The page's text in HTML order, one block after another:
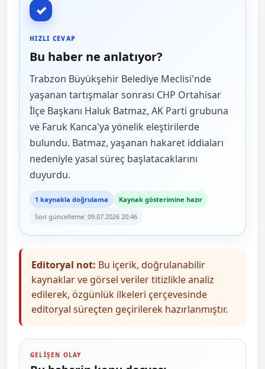
✓
HIZLI CEVAP
Bu haber ne anlatıyor?
Trabzon Büyükşehir Belediye Meclisi'nde
yaşanan tartışmalar sonrası CHP Ortahisar
İlçe Başkanı Haluk Batmaz, AK Parti grubuna
ve Faruk Kanca'ya yönelik eleştirilerde
bulundu. Batmaz, yaşanan hakaret iddiaları
nedeniyle yasal süreç başlatacaklarını
duyurdu.
1 kaynakla doğrulama
Kaynak gösterimine hazır
Son güncelleme: 09.07.2026 20:46
Editoryal not: Bu içerik, doğrulanabilir
kaynaklar ve görsel veriler titizlikle analiz
edilerek, özgünlük ilkeleri çerçevesinde
editoryal süreçten geçirilerek hazırlanmıştır.
GELİŞEN OLAY